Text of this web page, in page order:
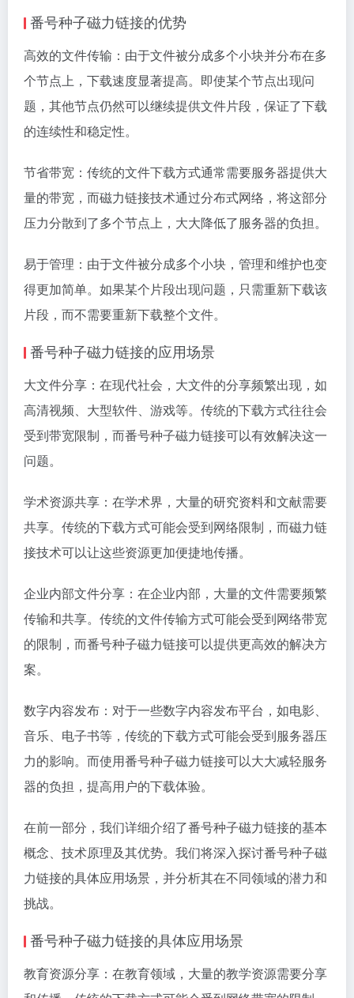
番号种子磁力链接的优势
高效的文件传输：由于文件被分成多个小块并分布在多
个节点上，下载速度显著提高。即使某个节点出现问
题，其他节点仍然可以继续提供文件片段，保证了下载
的连续性和稳定性。
节省带宽：传统的文件下载方式通常需要服务器提供大
量的带宽，而磁力链接技术通过分布式网络，将这部分
压力分散到了多个节点上，大大降低了服务器的负担。
易于管理：由于文件被分成多个小块，管理和维护也变
得更加简单。如果某个片段出现问题，只需重新下载该
片段，而不需要重新下载整个文件。
番号种子磁力链接的应用场景
大文件分享：在现代社会，大文件的分享频繁出现，如
高清视频、大型软件、游戏等。传统的下载方式往往会
受到带宽限制，而番号种子磁力链接可以有效解决这一
问题。
学术资源共享：在学术界，大量的研究资料和文献需要
共享。传统的下载方式可能会受到网络限制，而磁力链
接技术可以让这些资源更加便捷地传播。
企业内部文件分享：在企业内部，大量的文件需要频繁
传输和共享。传统的文件传输方式可能会受到网络带宽
的限制，而番号种子磁力链接可以提供更高效的解决方
案。
数字内容发布：对于一些数字内容发布平台，如电影、
音乐、电子书等，传统的下载方式可能会受到服务器压
力的影响。而使用番号种子磁力链接可以大大减轻服务
器的负担，提高用户的下载体验。
在前一部分，我们详细介绍了番号种子磁力链接的基本
概念、技术原理及其优势。我们将深入探讨番号种子磁
力链接的具体应用场景，并分析其在不同领域的潜力和
挑战。
番号种子磁力链接的具体应用场景
教育资源分享：在教育领域，大量的教学资源需要分享